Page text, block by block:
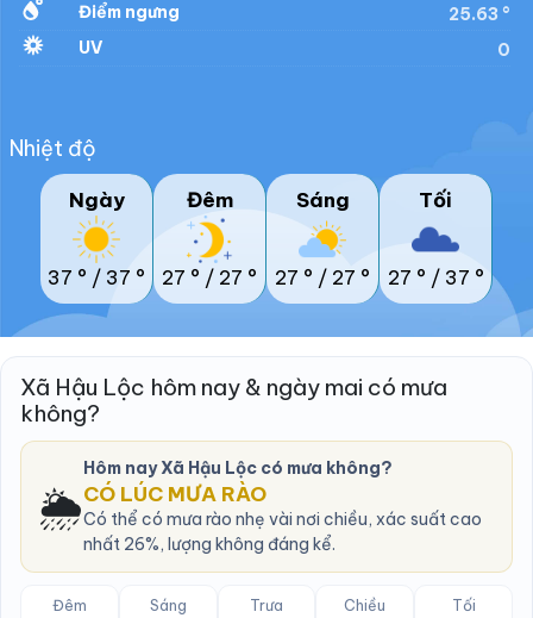
Điểm ngưng
25.63 °
UV
0
Nhiệt độ
Ngày
37 ° / 37 °
Đêm
27 ° / 27 °
Sáng
27 ° / 27 °
Tối
27 ° / 37 °
Xã Hậu Lộc hôm nay & ngày mai có mưa
không?
🌦️
Hôm nay Xã Hậu Lộc có mưa không?
CÓ LÚC MƯA RÀO
Có thể có mưa rào nhẹ vài nơi chiều, xác suất cao
nhất 26%, lượng không đáng kể.
Đêm Sáng Trưa Chiều Tối